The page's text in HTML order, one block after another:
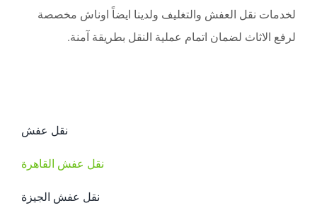
لخدمات نقل العفش والتغليف ولدينا ايضاً اوناش مخصصة
لرفع الاثاث لضمان اتمام عملية النقل بطريقة آمنة.
نقل عفش
نقل عفش القاهرة
نقل عفش الجيزة